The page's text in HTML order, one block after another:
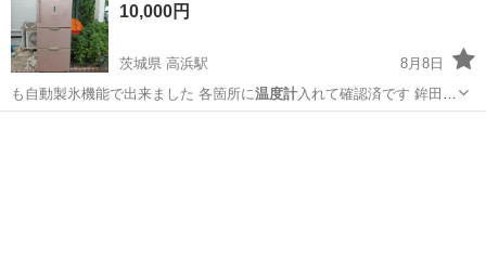
10,000円
茨城県 高浜駅
8月8日
も自動製氷機能で出来ました 各箇所に温度計入れて確認済です 鉾田市
です。